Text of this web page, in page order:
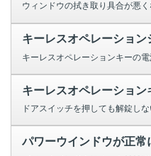
キーレスオペレーション
キーレスオペレーション
パワーウインドウが正常